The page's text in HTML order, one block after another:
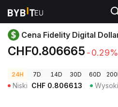
Ceny kryptowalut Cena Fidelity
Cena Fidelity Digital
CHF0.806665 -0.29%
24H 7D 14D 30D 60D
Niski CHF 0.806613 Wysoki